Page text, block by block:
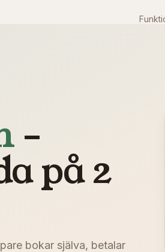
–
på 2
bokar själva, betalar